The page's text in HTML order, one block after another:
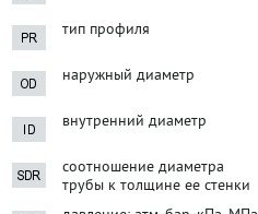
тип профиля
наружный диаметр
внутренний диаметр
соотношение диаметра
трубы к толщине ее стенки